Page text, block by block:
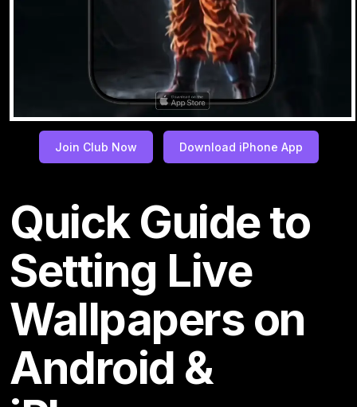
Join Club Now Download iPhone App
Quick Guide to
Setting Live
Wallpapers on
Android &